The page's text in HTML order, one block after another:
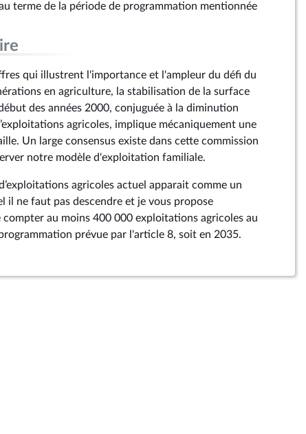
terme de la période de programmation mentionnée
qui illustrent l'importance et l'ampleur du défi du
en agriculture, la stabilisation de la surface
des années 2000, conjuguée à la diminution
agricoles, implique mécaniquement une
Un large consensus existe dans cette commission
notre modèle d'exploitation familiale.
agricoles actuel apparait comme un
il ne faut pas descendre et je vous propose
compter au moins 400 000 exploitations agricoles au
prévue par l'article 8, soit en 2035.